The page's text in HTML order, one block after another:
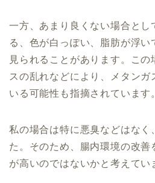
一方、あまり良くない場合とし
る、色が白っぽい、脂肪が浮い
見られることがあります。この
スの乱れなどにより、メタンガ
いる可能性も指摘されています
私の場合は特に悪臭などはなく
た。そのため、腸内環境の改善
が高いのではないかと考えてい